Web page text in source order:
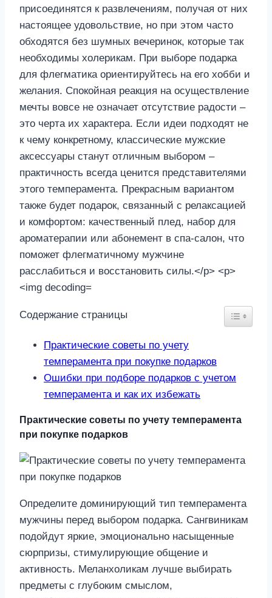
Содержание страницы
Практические советы по учету
темперамента при покупке подарков
Ошибки при подборе подарков с учетом
темперамента и как их избежать
Практические советы по учету темперамента
при покупке подарков
Определите доминирующий тип темперамента
мужчины перед выбором подарка. Сангвиникам
подойдут яркие, эмоционально насыщенные
сюрпризы, стимулирующие общение и
активность. Меланхоликам лучше выбирать
предметы с глубоким смыслом,